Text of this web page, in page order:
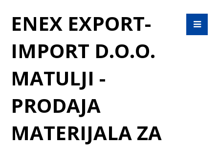
ENEX EXPORT-
IMPORT D.O.O.
MATULJI -
PRODAJA
MATERIJALA ZA